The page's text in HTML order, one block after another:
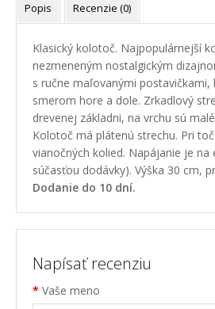
Popis Recenzie (0)
Klasický kolotoč. Najpopulárnejší
nezmeneným nostalgickým
s ručne maľovanými postavičkami,
smerom hore a dole. Zrkadlový
drevenej základni, na vrchu sú malé
Kolotoč má plátenú strechu. Pri
vianočných kolied. Napájanie je na
súčasťou dodávky). Výška 30 cm,
Dodanie do 10 dní.
Napísať recenziu
Vaše meno